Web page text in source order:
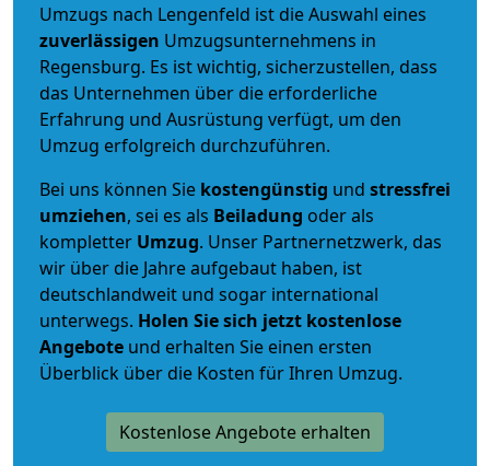
Umzugs nach Lengenfeld ist die Auswahl eines
zuverlässigen Umzugsunternehmens in
Regensburg. Es ist wichtig, sicherzustellen, dass
das Unternehmen über die erforderliche
Erfahrung und Ausrüstung verfügt, um den
Umzug erfolgreich durchzuführen.
Bei uns können Sie kostengünstig und stressfrei
umziehen, sei es als Beiladung oder als
kompletter Umzug. Unser Partnernetzwerk, das
wir über die Jahre aufgebaut haben, ist
deutschlandweit und sogar international
unterwegs. Holen Sie sich jetzt kostenlose
Angebote und erhalten Sie einen ersten
Überblick über die Kosten für Ihren Umzug.
Kostenlose Angebote erhalten